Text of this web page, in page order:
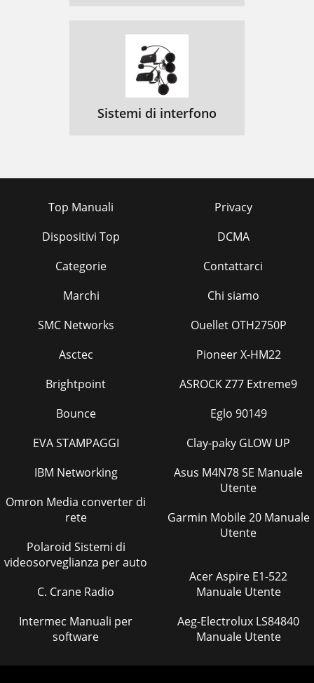
Sistemi di interfono
Top Manuali
Dispositivi Top
Categorie
Marchi
Privacy
DCMA
Contattarci
Chi siamo
SMC Networks
Asctec
Brightpoint
Bounce
EVA STAMPAGGI
IBM Networking
Omron Media converter di
rete
Polaroid Sistemi di
videosorveglianza per auto
C. Crane Radio
Intermec Manuali per
software
Ouellet OTH2750P
Pioneer X-HM22
ASROCK Z77 Extreme9
Eglo 90149
Clay-paky GLOW UP
Asus M4N78 SE Manuale
Utente
Garmin Mobile 20 Manuale
Utente
Acer Aspire E1-522
Manuale Utente
Aeg-Electrolux LS84840
Manuale Utente